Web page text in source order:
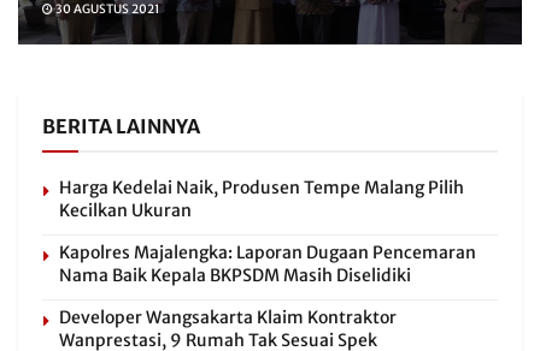
30 AGUSTUS 2021
BERITA LAINNYA
Harga Kedelai Naik, Produsen Tempe Malang Pilih
Kecilkan Ukuran
Kapolres Majalengka: Laporan Dugaan Pencemaran
Nama Baik Kepala BKPSDM Masih Diselidiki
Developer Wangsakarta Klaim Kontraktor
Wanprestasi, 9 Rumah Tak Sesuai Spek